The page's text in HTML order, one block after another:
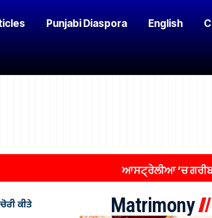
Punjabi Diaspora English
ਆਸਟ੍ਰੇਲੀਆ ’ਚ ਗਰੀਬਾਂ ਲਈ
ਕੀਤੇ
Matrimony